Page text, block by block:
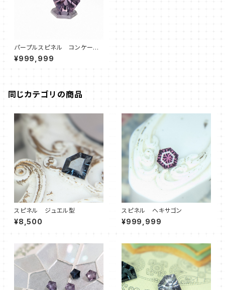
パープルスピネル コンケーブ
ヘキサゴン④
¥999,999
同じカテゴリの商品
スピネル ジュエル型
¥8,500
スピネル ヘキサゴン
¥999,999